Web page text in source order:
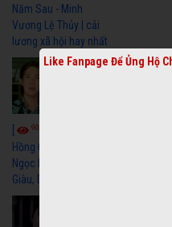
Năm Sau - Minh
Vương Lệ Thủy | cải
lương xã hội hay nhất
9059
Hồng Cài Áo - Vũ Linh,
Ngọc Huyền, Ngọc
Giàu, Diệp Lang
Like Fanpage Để Ủng Hộ